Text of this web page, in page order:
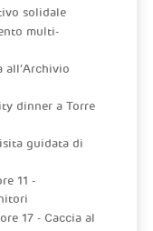
solidale
multi-
all’Archivio
dinner a Torre
guidata di
11 -
17 - Caccia al